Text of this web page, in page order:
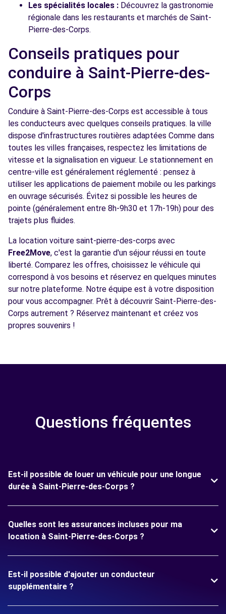
Les spécialités locales : Découvrez la gastronomie
régionale dans les restaurants et marchés de Saint-
Pierre-des-Corps.
Conseils pratiques pour
conduire à Saint-Pierre-des-
Corps
Conduire à Saint-Pierre-des-Corps est accessible à tous
les conducteurs avec quelques conseils pratiques. la ville
dispose d'infrastructures routières adaptées Comme dans
toutes les villes françaises, respectez les limitations de
vitesse et la signalisation en vigueur. Le stationnement en
centre-ville est généralement réglementé : pensez à
utiliser les applications de paiement mobile ou les parkings
en ouvrage sécurisés. Évitez si possible les heures de
pointe (généralement entre 8h-9h30 et 17h-19h) pour des
trajets plus fluides.
La location voiture saint-pierre-des-corps avec
Free2Move, c'est la garantie d'un séjour réussi en toute
liberté. Comparez les offres, choisissez le véhicule qui
correspond à vos besoins et réservez en quelques minutes
sur notre plateforme. Notre équipe est à votre disposition
pour vous accompagner. Prêt à découvrir Saint-Pierre-des-
Corps autrement ? Réservez maintenant et créez vos
propres souvenirs !
Questions fréquentes
Est-il possible de louer un véhicule pour une longue
durée à Saint-Pierre-des-Corps ?
Quelles sont les assurances incluses pour ma
location à Saint-Pierre-des-Corps ?
Est-il possible d'ajouter un conducteur
supplémentaire ?